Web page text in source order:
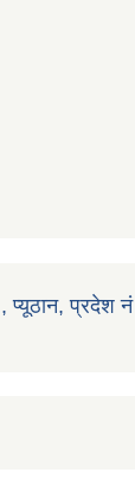
, प्यूठान, प्रदेश